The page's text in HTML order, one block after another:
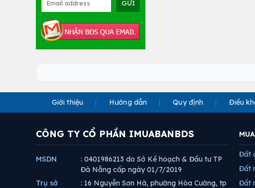
Giới thiệu Hướng dẫn Quy định Điều
CÔNG TY CỔ PHẦN IMUABANBDS
MSDN
: 0401986213 do Sở Kế hoạch & Đầu tư TP
Đà Nẵng cấp ngày 01/7/2019
Trụ sở
: 16 Nguyễn Sơn Hà, phường Hòa Cường, tp
Đất
Đất
Đất